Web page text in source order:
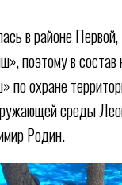
в районе
поэтому в
по охране
среды
Родин.